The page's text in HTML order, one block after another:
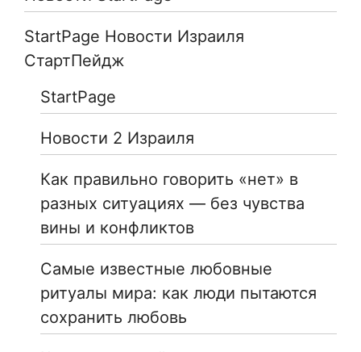
StartPage Новости Израиля
СтартПейдж
StartPage
Новости 2 Израиля
Как правильно говорить «нет» в
разных ситуациях — без чувства
вины и конфликтов
Самые известные любовные
ритуалы мира: как люди пытаются
сохранить любовь